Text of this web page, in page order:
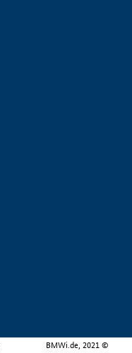
BMWi.de, 2021 ©